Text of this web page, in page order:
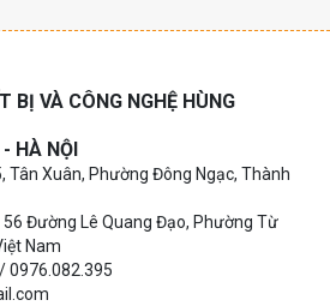
BỊ VÀ CÔNG NGHỆ HÙNG
HÀ NỘI
Tân Xuân, Phường Đông Ngạc, Thành
56 Đường Lê Quang Đạo, Phường Từ
Nam
0976.082.395